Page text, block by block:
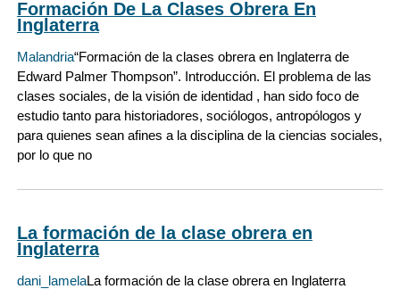
Formación De La Clases Obrera En
Inglaterra
Malandria“Formación de la clases obrera en Inglaterra de
Edward Palmer Thompson”. Introducción. El problema de las
clases sociales, de la visión de identidad , han sido foco de
estudio tanto para historiadores, sociólogos, antropólogos y
para quienes sean afines a la disciplina de la ciencias sociales,
por lo que no
La formación de la clase obrera en
Inglaterra
dani_lamelaLa formación de la clase obrera en Inglaterra